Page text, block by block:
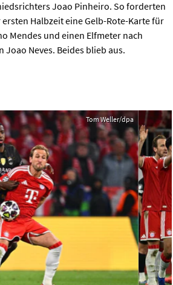
Joao Pinheiro. So forderten
Halbzeit eine Gelb-Rote-Karte für
Mendes und einen Elfmeter nach
Joao Neves. Beides blieb aus.
Tom Weller/dpa